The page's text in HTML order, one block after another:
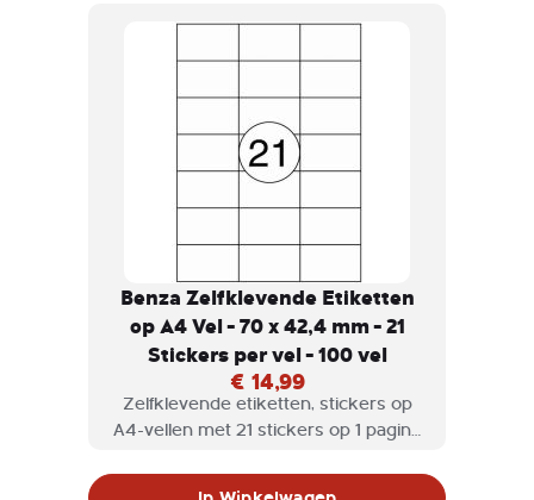
Benza Zelfklevende Etiketten
op A4 Vel - 70 x 42,4 mm - 21
Stickers per vel - 100 vel
€ 14,99
Zelfklevende etiketten, stickers op
A4-vellen met 21 stickers op 1 pagina